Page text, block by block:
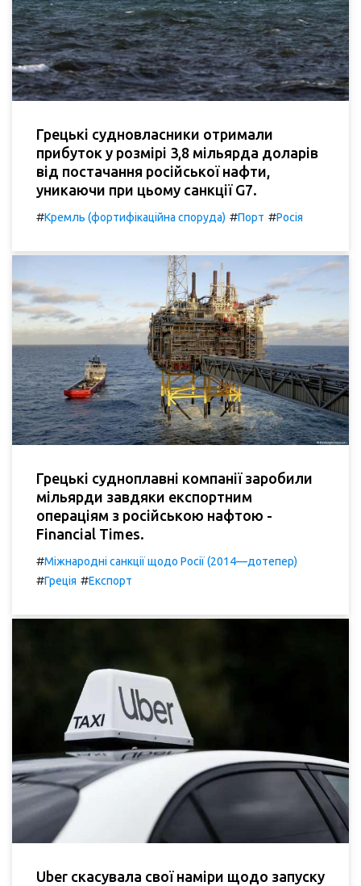
Грецькі судновласники отримали
прибуток у розмірі 3,8 мільярда доларів
від постачання російської нафти,
уникаючи при цьому санкції G7.
#Кремль (фортифікаційна споруда) #Порт #Росія
Грецькі судноплавні компанії заробили
мільярди завдяки експортним
операціям з російською нафтою -
Financial Times.
#Міжнародні санкції щодо Росії (2014—дотепер)
#Греція #Експорт
Uber скасувала свої наміри щодо запуску